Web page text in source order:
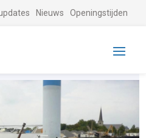
Nieuws Openingstijden